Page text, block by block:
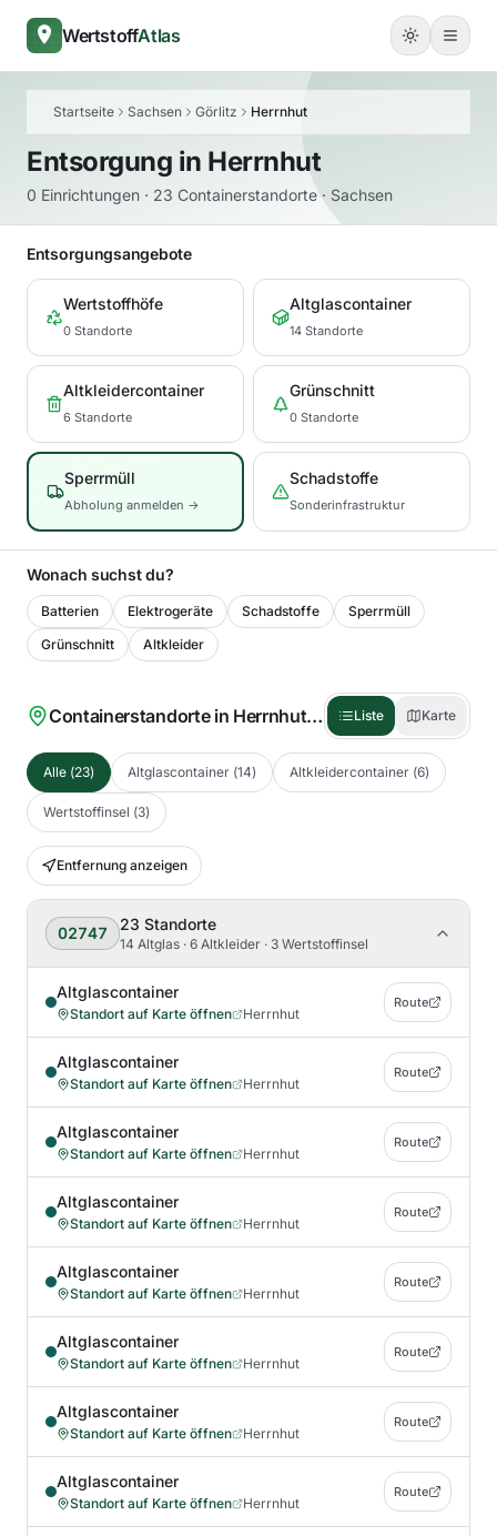
WertstoffAtlas
Startseite Sachsen Görlitz Herrnhut
Entsorgung in Herrnhut
0 Einrichtungen · 23 Containerstandorte · Sachsen
Entsorgungsangebote
Wertstoffhöfe
0 Standorte
Altglascontainer
14 Standorte
Altkleidercontainer
6 Standorte
Grünschnitt
0 Standorte
Sperrmüll
Abholung anmelden →
Schadstoffe
Sonderinfrastruktur
Wonach suchst du?
Batterien Elektrogeräte Schadstoffe
Sperrmüll
Grünschnitt
Altkleider
Containerstandorte in Herrnhut (23 ) Liste Karte
Alle (23) Altglascontainer (14) Altkleidercontainer (6)
Wertstoffinsel (3)
Entfernung anzeigen
02747 23 Standorte
14 Altglas · 6 Altkleider · 3 Wertstoffinsel
Altglascontainer
Standort auf Karte öffnen Herrnhut
Route
Altglascontainer
Standort auf Karte öffnen Herrnhut
Route
Altglascontainer
Standort auf Karte öffnen Herrnhut
Route
Altglascontainer
Standort auf Karte öffnen Herrnhut
Route
Altglascontainer
Standort auf Karte öffnen Herrnhut
Route
Altglascontainer
Standort auf Karte öffnen Herrnhut
Route
Altglascontainer
Standort auf Karte öffnen Herrnhut
Route
Altglascontainer
Standort auf Karte öffnen Herrnhut
Route